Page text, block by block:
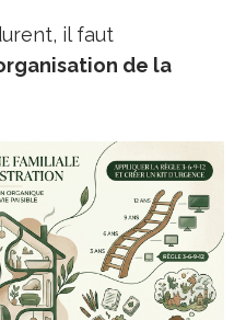
il faut
de la